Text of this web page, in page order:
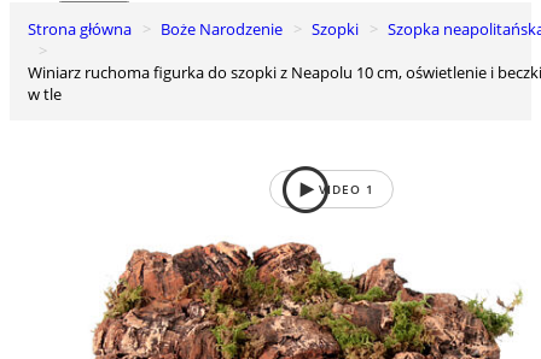
0
Strona główna Boże Narodzenie Szopki
Szopka
Winiarz ruchoma figurka do szopki z Neapolu 10 cm, oświetlenie i beczki
w tle
VIDEO 1